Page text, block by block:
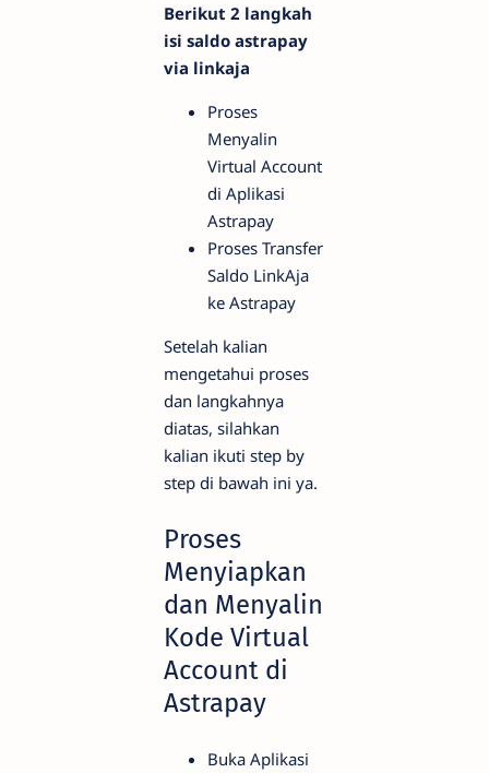
Berikut 2 langkah
isi saldo astrapay
via linkaja
Proses
Menyalin
Virtual Account
di Aplikasi
Astrapay
Proses Transfer
Saldo LinkAja
ke Astrapay
Setelah kalian
mengetahui proses
dan langkahnya
diatas, silahkan
kalian ikuti step by
step di bawah ini ya.
Proses
Menyiapkan
dan Menyalin
Kode Virtual
Account di
Astrapay
Buka Aplikasi